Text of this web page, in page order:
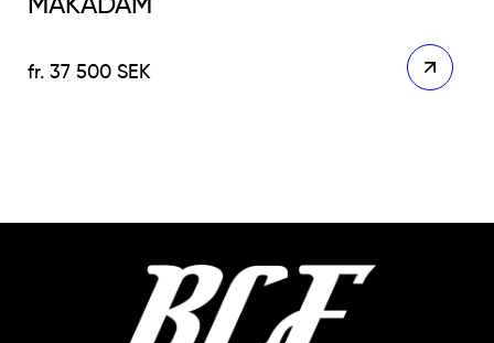
MAKADAM
37 500SEK